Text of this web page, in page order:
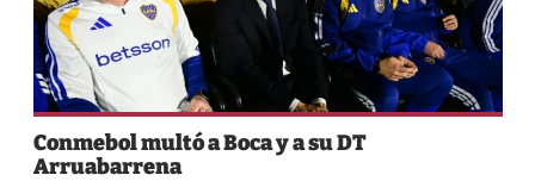
Conmebol multó a Boca y a su DT
Arruabarrena